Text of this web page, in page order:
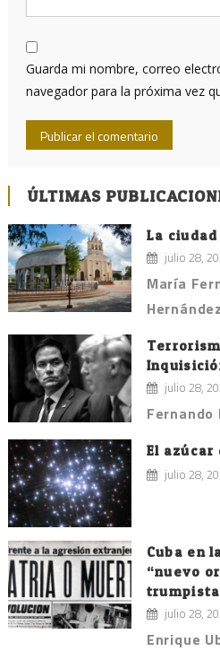
Guarda mi nombre, correo
navegador para la próxima vez
ÚLTIMAS
La
julio 28,
María
Hernández
julio 28,
Fernando
El
julio 28,
Cuba en
“nuevo
julio 28,
Enrique